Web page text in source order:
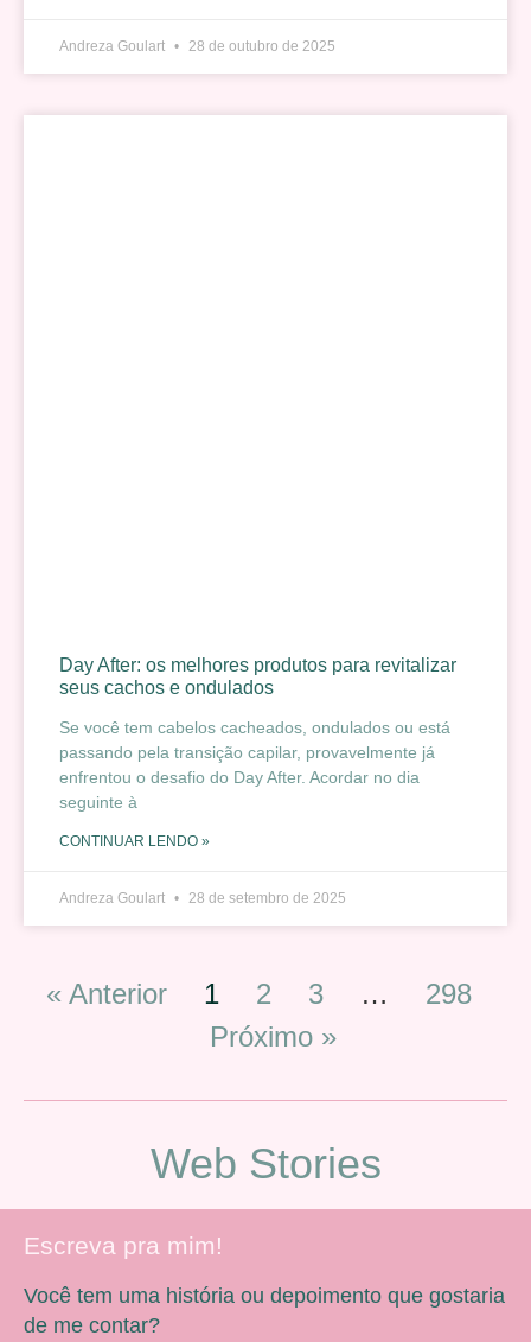
Andreza Goulart 28 de outubro de 2025
Day After: os melhores produtos para revitalizar
seus cachos e ondulados
Se você tem cabelos cacheados, ondulados ou está
passando pela transição capilar, provavelmente já
enfrentou o desafio do Day After. Acordar no dia
seguinte à
CONTINUAR LENDO »
Andreza Goulart 28 de setembro de 2025
« Anterior 1 2 3 …
298
Próximo »
Web Stories
Escreva pra mim!
Você tem uma história ou depoimento que gostaria
de me contar?